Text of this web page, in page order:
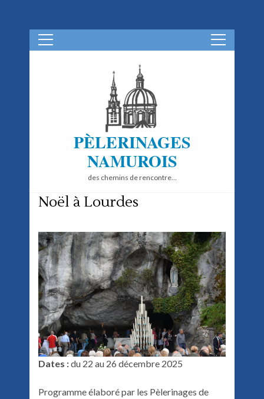
Aller
au
PÈLERINAGES
NAMUROIS
des chemins de rencontre…
Noël à Lourdes
Dates :du 22 au 26 décembre 2025
Programme élaboré par les Pèlerinages de